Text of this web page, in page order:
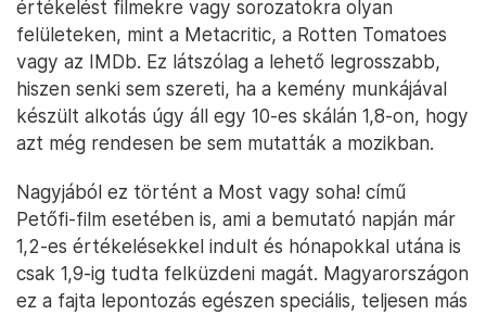
értékelést filmekre vagy sorozatokra olyan
felületeken, mint a Metacritic, a Rotten Tomatoes
vagy az IMDb. Ez látszólag a lehető legrosszabb,
hiszen senki sem szereti, ha a kemény munkájával
készült alkotás úgy áll egy 10-es skálán 1,8-on, hogy
azt még rendesen be sem mutatták a mozikban.
Nagyjából ez történt a Most vagy soha! című
Petőfi-film esetében is, ami a bemutató napján már
1,2-es értékelésekkel indult és hónapokkal utána is
csak 1,9-ig tudta felküzdeni magát. Magyarországon
ez a fajta lepontozás egészen speciális, teljesen más